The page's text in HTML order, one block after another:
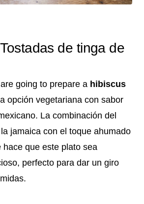
de tinga de
going to prepare a hibiscus
opción vegetariana con sabor
La combinación del
jamaica con el toque ahumado
hace que este plato sea
perfecto para dar un giro